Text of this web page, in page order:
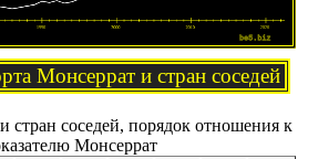
Монсеррат и стран соседей
стран соседей, порядок отношения к
Монсеррат